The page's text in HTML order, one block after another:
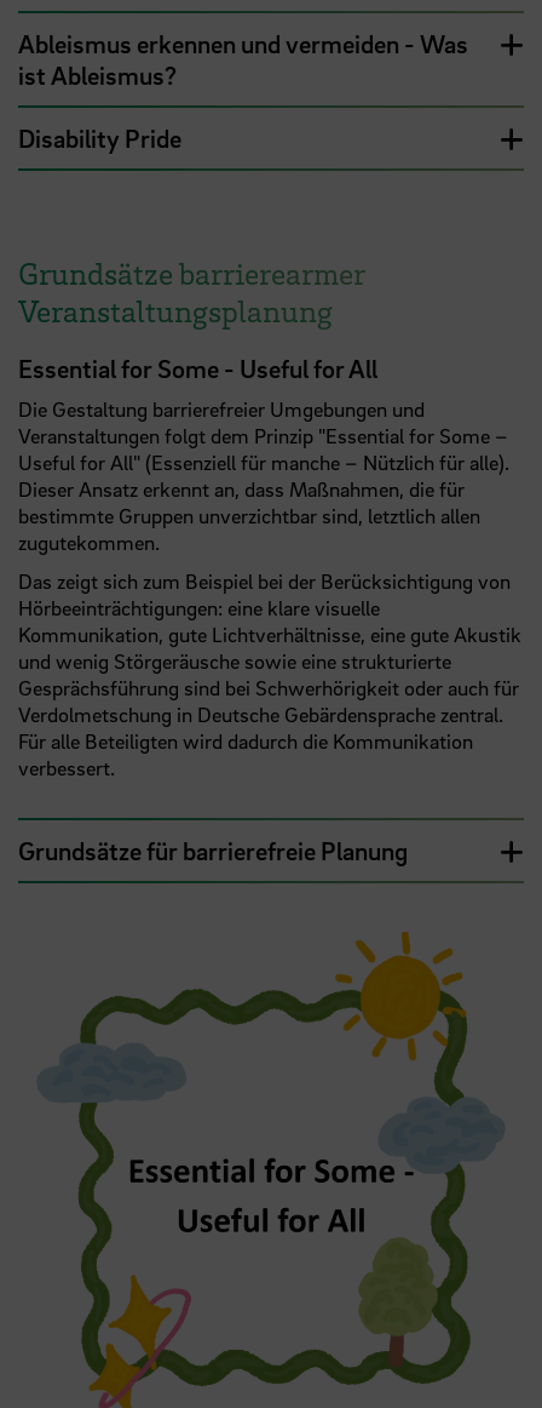
Ableismus erkennen und vermeiden - Was
ist Ableismus?
Disability Pride
Grundsätze barrierearmer
Veranstaltungsplanung
Essential for Some - Useful for All
Die Gestaltung barrierefreier Umgebungen und
Veranstaltungen folgt dem Prinzip "Essential for Some –
Useful for All" (Essenziell für manche – Nützlich für alle).
Dieser Ansatz erkennt an, dass Maßnahmen, die für
bestimmte Gruppen unverzichtbar sind, letztlich allen
zugutekommen.
Das zeigt sich zum Beispiel bei der Berücksichtigung von
Hörbeeinträchtigungen: eine klare visuelle
Kommunikation, gute Lichtverhältnisse, eine gute Akustik
und wenig Störgeräusche sowie eine strukturierte
Gesprächsführung sind bei Schwerhörigkeit oder auch für
Verdolmetschung in Deutsche Gebärdensprache zentral.
Für alle Beteiligten wird dadurch die Kommunikation
verbessert.
Grundsätze für barrierefreie Planung